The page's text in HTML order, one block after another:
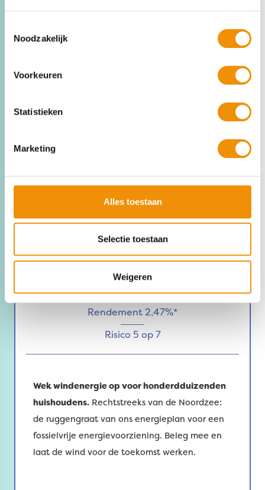
Noodzakelijk
Voorkeuren
Statistieken
Marketing
Alles toestaan
Selectie toestaan
Weigeren
Zeewind Bestaande Parken
Fonds
CO₂-impact per jaar:
1.008.659.652 km’s
Rendement 2,47%*
Risico 5 op 7
Wek windenergie op voor honderdduizenden
huishoudens. Rechtstreeks van de Noordzee:
de ruggengraat van ons energieplan voor een
fossielvrije energievoorziening. Beleg mee en
laat de wind voor de toekomst werken.